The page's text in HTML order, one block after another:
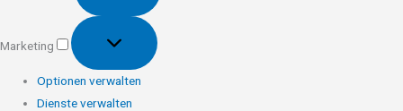
Marketing
Marketing
Optionen verwalten
Dienste verwalten